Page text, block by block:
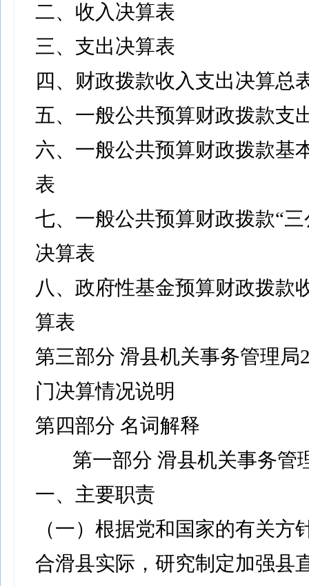
二、收入决算表
三、支出决算表
四、财政拨款收入支出决算总
五、一般公共预算财政拨款支
六、一般公共预算财政拨款基
表
七、一般公共预算财政拨款“
决算表
八、政府性基金预算财政拨款
算表
第三部分 滑县机关事务管理局
门决算情况说明
第四部分 名词解释
第一部分 滑县机关事务管
一、主要职责
（一）根据党和国家的有关方
合滑县实际，研究制定加强县